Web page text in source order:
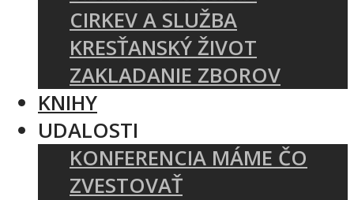
CIRKEV A SLUŽBA
KRESŤANSKÝ ŽIVOT
ZAKLADANIE ZBOROV
KNIHY
UDALOSTI
KONFERENCIA MÁME ČO
ZVESTOVAŤ